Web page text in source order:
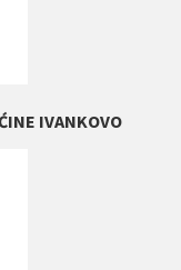
IVANKOVO